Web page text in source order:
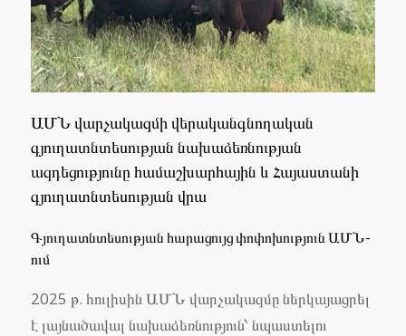
ԱՄՆ վարչակազմի վերականգնողական
գյուղատնտեսության նախաձեռնության
ազդեցությունը համաշխարհային և Հայաստանի
գյուղատնտեսության վրա
Գյուղատնտեսության հարացույց փոփոխություն ԱՄՆ-
ում
2025 թ. հուլիսին ԱՄՆ վարչակազմը ներկայացրել
է լայնածավալ նախաձեռնություն՝ նպաստելու